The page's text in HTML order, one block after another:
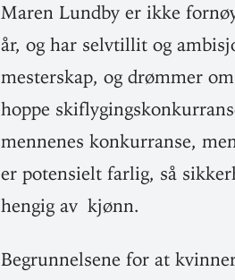
Maren Lundby er ikke
år, og har selv­tillit og
mes­terskap, og drømmer
hoppe
men­nenes kon­kur­ranse,
er poten­sielt farlig, så
hengig av kjønn.
Begrun­nelsene for at